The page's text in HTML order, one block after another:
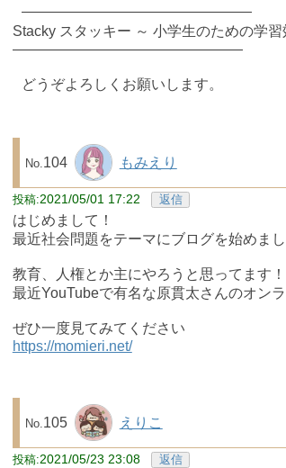
――――――――――――――――
Stacky スタッキー ～ 小学生のための学
――――――――――――――――
どうぞよろしくお願いします。
104 もみえり
2021/05/01 17:22 返信
はじめまして！
最近社会問題をテーマにブログを始めま
教育、人権とか主にやろうと思ってます！
最近YouTubeで有名な原貫太さんのオン
ぜひ一度見てみてください
https://momieri.net/
105 えりこ
2021/05/23 23:08 返信